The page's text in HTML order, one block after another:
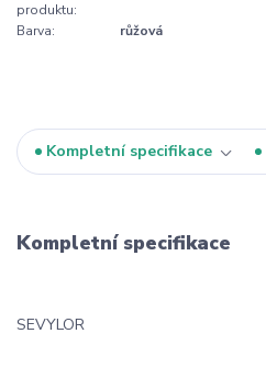
produktu:
Barva: růžová
Kompletní specifikace
Kompletní specifikace
SEVYLOR